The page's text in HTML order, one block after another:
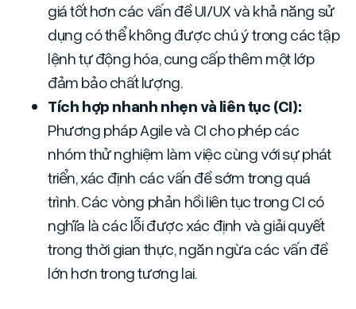
giá tốt hơn các vấn đề UI/UX và khả năng sử
dụng có thể không được chú ý trong các tập
lệnh tự động hóa, cung cấp thêm một lớp
đảm bảo chất lượng.
Tích hợp nhanh nhẹn và liên tục (CI):
Phương pháp Agile và CI cho phép các
nhóm thử nghiệm làm việc cùng với sự phát
triển, xác định các vấn đề sớm trong quá
trình. Các vòng phản hồi liên tục trong CI có
nghĩa là các lỗi được xác định và giải quyết
trong thời gian thực, ngăn ngừa các vấn đề
lớn hơn trong tương lai.